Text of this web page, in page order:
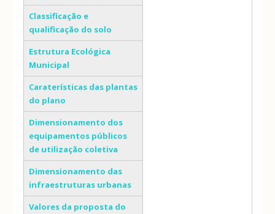
Classificação e
qualificação do solo
Estrutura Ecológica
Municipal
Caraterísticas das plantas
do plano
Dimensionamento dos
equipamentos públicos
de utilização coletiva
Dimensionamento das
infraestruturas urbanas
Valores da proposta do